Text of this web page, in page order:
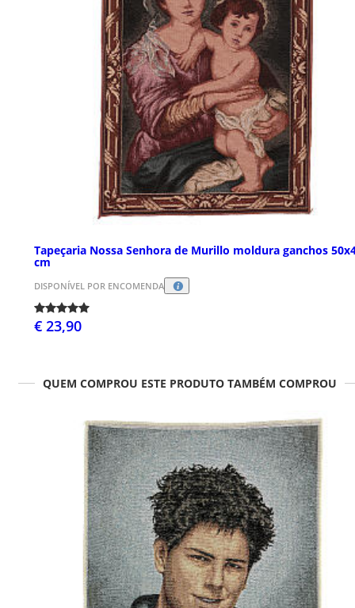
Tapeçaria Nossa Senhora de Murillo moldura ganchos
cm
DISPONÍVEL POR ENCOMENDA
€ 23,90
QUEM COMPROU ESTE PRODUTO TAMBÉM COMPROU